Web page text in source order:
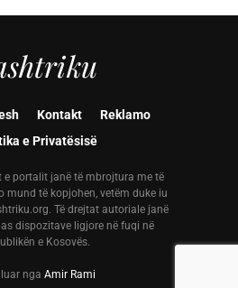
Kontakt
Reklamo
e Privatësisë
e portalit janë të mbrojtura me të
mund të kopjohen, vetëm duke iu
Të drejtat autoriale janë
dispozitave ligjore në fuqi në
e Kosovës.
nga Amir Rami